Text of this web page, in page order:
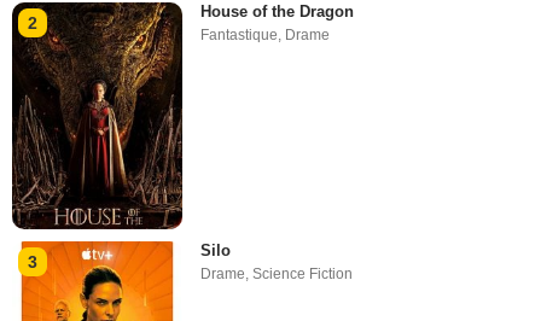
2
House of the Dragon
Fantastique, Drame
3
Silo
Drame,Science Fiction